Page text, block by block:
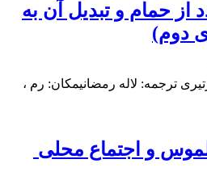
از حمام و تبدیل آن به
دوم)
ترجمه: لاله رمضانیمکان: رم ،
و اجتماع محلی